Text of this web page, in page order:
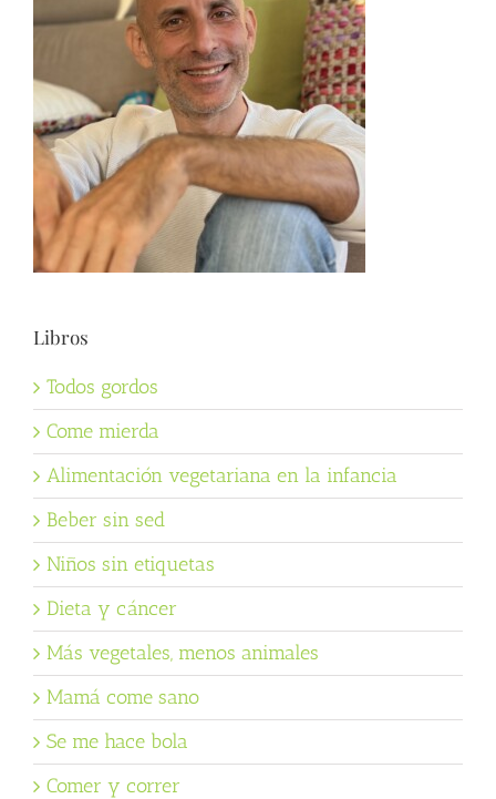
Libros
Todos gordos
Come mierda
Alimentación vegetariana en la infancia
Beber sin sed
Niños sin etiquetas
Dieta y cáncer
Más vegetales, menos animales
Mamá come sano
Se me hace bola
Comer y correr